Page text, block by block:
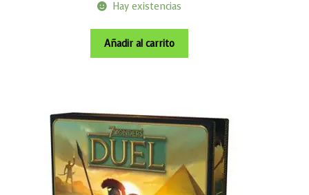
Hay existencias
Añadir al carrito